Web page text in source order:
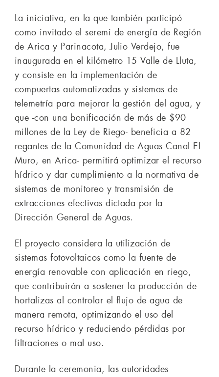
La iniciativa, en la que también participó
como invitado el seremi de energía de Región
de Arica y Parinacota, Julio Verdejo, fue
inaugurada en el kilómetro 15 Valle de Lluta,
y consiste en la implementación de
compuertas automatizadas y sistemas de
telemetría para mejorar la gestión del agua, y
que -con una bonificación de más de $90
millones de la Ley de Riego- beneficia a 82
regantes de la Comunidad de Aguas Canal El
Muro, en Arica- permitirá optimizar el recurso
hídrico y dar cumplimiento a la normativa de
sistemas de monitoreo y transmisión de
extracciones efectivas dictada por la
Dirección General de Aguas.
El proyecto considera la utilización de
sistemas fotovoltaicos como la fuente de
energía renovable con aplicación en riego,
que contribuirán a sostener la producción de
hortalizas al controlar el flujo de agua de
manera remota, optimizando el uso del
recurso hídrico y reduciendo pérdidas por
filtraciones o mal uso.
Durante la ceremonia, las autoridades